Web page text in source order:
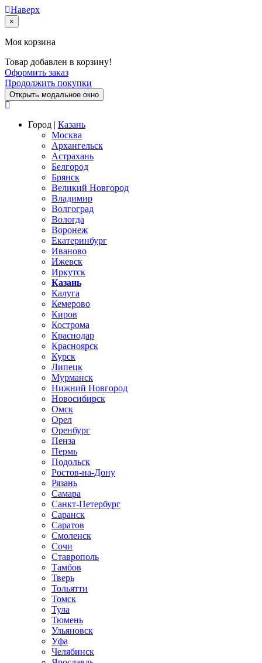
Наверх
×
Моя корзина
Товар добавлен в корзину!
Оформить заказ
Продолжить покупки
Открыть модальное окно
Город | Казань
Москва
Архангельск
Астрахань
Белгород
Брянск
Великий Новгород
Владимир
Волгоград
Вологда
Воронеж
Екатеринбург
Иваново
Ижевск
Иркутск
Казань
Калуга
Кемерово
Киров
Кострома
Краснодар
Красноярск
Курск
Липецк
Мурманск
Нижний Новгород
Новосибирск
Омск
Орел
Оренбург
Пенза
Пермь
Подольск
Ростов-на-Дону
Рязань
Самара
Санкт-Петербург
Саранск
Саратов
Смоленск
Сочи
Ставрополь
Тамбов
Тверь
Тольятти
Томск
Тула
Тюмень
Ульяновск
Уфа
Челябинск